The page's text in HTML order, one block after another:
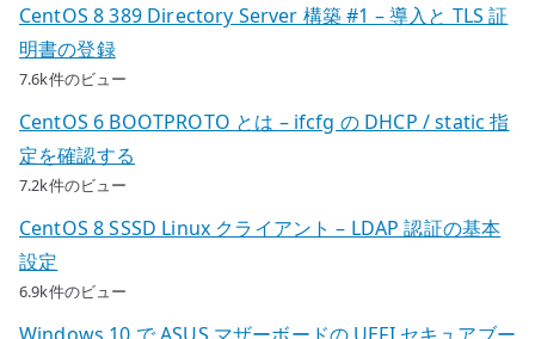
CentOS 8 389 Directory Server 構築 #1 – 導入と TLS 証
明書の登録
7.6k件のビュー
CentOS 6 BOOTPROTO とは – ifcfg の DHCP / static 指
定を確認する
7.2k件のビュー
CentOS 8 SSSD Linux クライアント – LDAP 認証の基本
設定
6.9k件のビュー